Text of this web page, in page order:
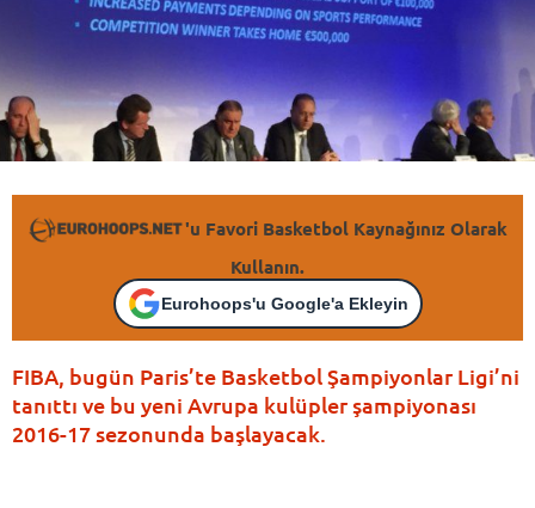
'u Favori Basketbol Kaynağınız Olarak
Kullanın.
Eurohoops'u Google'a Ekleyin
FIBA, bugün Paris’te Basketbol Şampiyonlar Ligi’ni
tanıttı ve bu yeni Avrupa kulüpler şampiyonası
2016-17 sezonunda başlayacak.